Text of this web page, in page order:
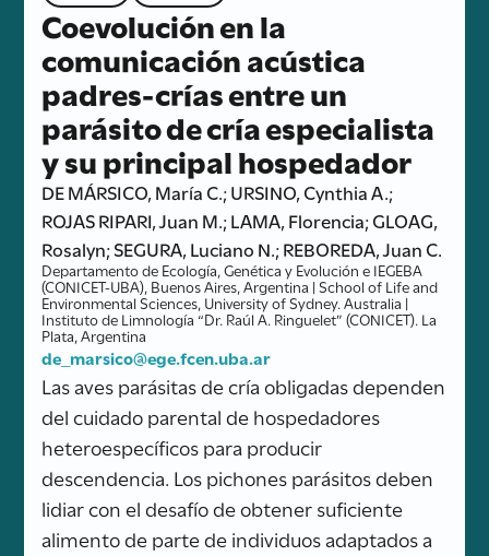
Coevolución en la
comunicación acústica
padres-crías entre un
parásito de cría especialista
y su principal hospedador
DE MÁRSICO, María C.; URSINO, Cynthia A.;
ROJAS RIPARI, Juan M.; LAMA, Florencia; GLOAG,
Rosalyn; SEGURA, Luciano N.; REBOREDA, Juan C.
Departamento de Ecología, Genética y Evolución e IEGEBA
(CONICET-UBA), Buenos Aires, Argentina | School of Life and
Environmental Sciences, University of Sydney. Australia |
Instituto de Limnología “Dr. Raúl A. Ringuelet” (CONICET). La
Plata, Argentina
de_marsico@ege.fcen.uba.ar
Las aves parásitas de cría obligadas dependen
del cuidado parental de hospedadores
heteroespecíficos para producir
descendencia. Los pichones parásitos deben
lidiar con el desafío de obtener suficiente
alimento de parte de individuos adaptados a